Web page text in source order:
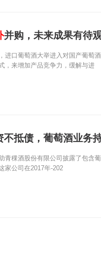
并购，未来成果有待
进口葡萄酒大举进入对国产葡萄
，来增加产品竞争力，缓解与进
不抵债，葡萄酒业务
青稞酒股份有限公司披露了包含
家公司在2017年-202